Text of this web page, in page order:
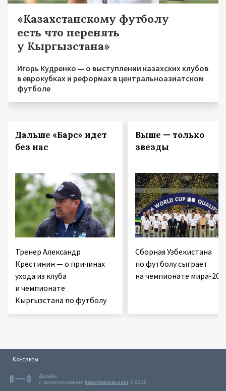
«Казахстанскому футболу
есть что перенять
у Кыргызстана»
Игорь Кудренко — о выступлении казахских клубов
в еврокубках и реформах в центральноазиатском
футболе
Дальше «Барс» идет
без нас
Тренер Александр
Крестинин — о причинах
ухода из клуба
и чемпионате
Кыргызстана по футболу
Выше — только
звезды
Сборная Узбекистана
по футболу сыграет
на чемпионате мира-
Контакты
Дизайн
и проектирование baturingroup.com © 2018